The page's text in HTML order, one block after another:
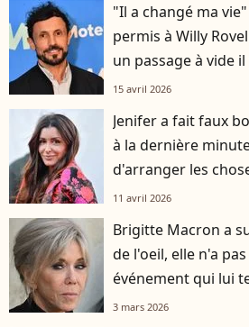
"Il a changé ma
permis à Willy
un passage à vide
15 avril 2026
Jenifer a fait faux
à la dernière
d'arranger les
11 avril 2026
Brigitte Macron a
de l'oeil, elle n'a
événement qui lui
3 mars 2026